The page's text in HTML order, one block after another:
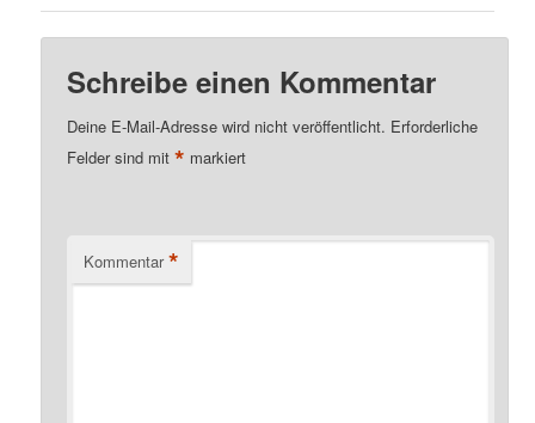
Schreibe einen Kommentar
Deine E-Mail-Adresse wird nicht veröffentlicht. Erforderliche
Felder sind mit* markiert
Kommentar *